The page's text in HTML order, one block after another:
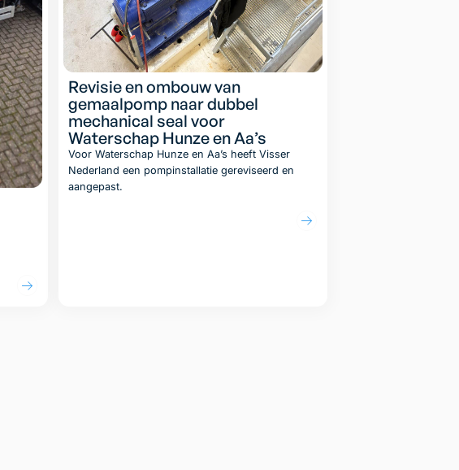
Revisie en ombouw van
gemaalpomp naar dubbel
mechanical seal voor
Waterschap Hunze en Aa’s
Voor Waterschap Hunze en Aa’s heeft Visser
Nederland een pompinstallatie gereviseerd en
aangepast.